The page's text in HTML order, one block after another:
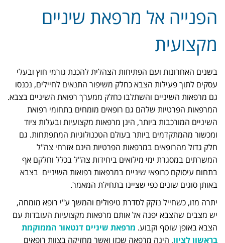
הפנייה אל מרפאת שיניים
מקצועית
בשנים האחרונות ועם הפתיחות הצהלית להכנת גורמי חוץ ובעלי
עסקים לתוך פעילות הצבא כחלק משיפור התנאים לחיילים, נכנסו
גם מרפאות השיניים והשתלבו כחלק ממערך רפואת השיניים בצבא.
המרפאות הפרטיות שלהם גם רופאים מומחים בתחומי רפואת
השיניים המורכבות ביותר, הינן מרפאות מקצועיות ובעלות ציוד
ומכשור מהמתקדמים ביותר בעולם הטכנולוגיות המתפתחות. גם
חלק גדול מהרופאים במרפאות הפרטיות הינם אזרחי צה"ל
המשרתים במסגרת ימי מילואים ביחידות צה"ל בכלל וחלקם אף
בתחום עיסוקם כרופאי שיניים במרפאות רפואות השיניים בצבא
באותן סוגים שונים כפי שציינו בתחילת המאמר.
יתרה מזו, כשחייל נזקק לסדרת טיפולים והמשך ע"י רופא מומחה,
יש מצבים שהצבא יפנה אל אותם מרפאות מקצועיות העובדות עם
הצבא באופן שוטף וקבוע. מרפאת שיניים דנטאור הממוקמת
בראשון לציון, הינה מרפאה שכזו ואשר מחזיקה בצוות רופאים